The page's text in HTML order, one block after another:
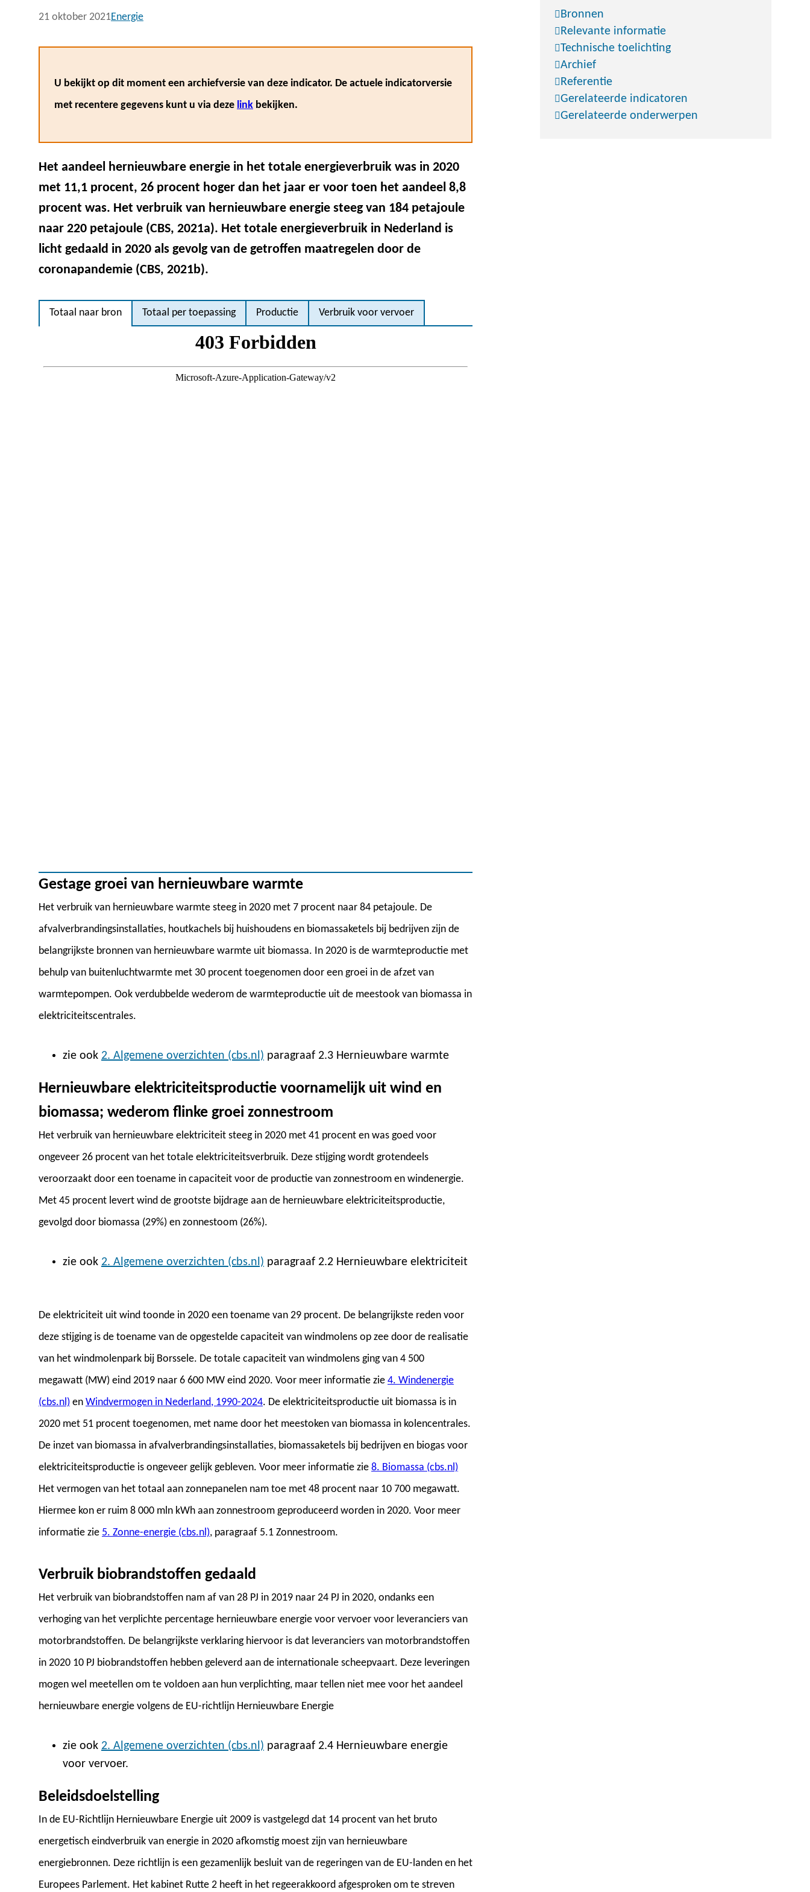
21 oktober 2021Energie
Bronnen
Relevante informatie
Technische toelichting
Archief
Referentie
Gerelateerde indicatoren
Gerelateerde onderwerpen
U bekijkt op dit moment een archiefversie van deze indicator. De actuele indicatorversie
met recentere gegevens kunt u via deze link bekijken.
Het aandeel hernieuwbare energie in het totale energieverbruik was in 2020
met 11,1 procent, 26 procent hoger dan het jaar er voor toen het aandeel 8,8
procent was. Het verbruik van hernieuwbare energie steeg van 184 petajoule
naar 220 petajoule (CBS, 2021a). Het totale energieverbruik in Nederland is
licht gedaald in 2020 als gevolg van de getroffen maatregelen door de
coronapandemie (CBS, 2021b).
Totaal naar bron Totaal per toepassing Productie Verbruik voor vervoer
Gestage groei van hernieuwbare warmte
Het verbruik van hernieuwbare warmte steeg in 2020 met 7 procent naar 84 petajoule. De
afvalverbrandingsinstallaties, houtkachels bij huishoudens en biomassaketels bij bedrijven zijn de
belangrijkste bronnen van hernieuwbare warmte uit biomassa. In 2020 is de warmteproductie met
behulp van buitenluchtwarmte met 30 procent toegenomen door een groei in de afzet van
warmtepompen. Ook verdubbelde wederom de warmteproductie uit de meestook van biomassa in
elektriciteitscentrales.
zie ook 2. Algemene overzichten (cbs.nl) paragraaf 2.3 Hernieuwbare warmte
Hernieuwbare elektriciteitsproductie voornamelijk uit wind en
biomassa; wederom flinke groei zonnestroom
Het verbruik van hernieuwbare elektriciteit steeg in 2020 met 41 procent en was goed voor
ongeveer 26 procent van het totale elektriciteitsverbruik. Deze stijging wordt grotendeels
veroorzaakt door een toename in capaciteit voor de productie van zonnestroom en windenergie.
Met 45 procent levert wind de grootste bijdrage aan de hernieuwbare elektriciteitsproductie,
gevolgd door biomassa (29%) en zonnestoom (26%).
zie ook 2. Algemene overzichten (cbs.nl) paragraaf 2.2 Hernieuwbare elektriciteit
De elektriciteit uit wind toonde in 2020 een toename van 29 procent. De belangrijkste reden voor
deze stijging is de toename van de opgestelde capaciteit van windmolens op zee door de realisatie
van het windmolenpark bij Borssele. De totale capaciteit van windmolens ging van 4 500
megawatt (MW) eind 2019 naar 6 600 MW eind 2020. Voor meer informatie zie 4. Windenergie
(cbs.nl) en Windvermogen in Nederland, 1990-2024. De elektriciteitsproductie uit biomassa is in
2020 met 51 procent toegenomen, met name door het meestoken van biomassa in kolencentrales.
De inzet van biomassa in afvalverbrandingsinstallaties, biomassaketels bij bedrijven en biogas voor
elektriciteitsproductie is ongeveer gelijk gebleven. Voor meer informatie zie 8. Biomassa (cbs.nl)
Het vermogen van het totaal aan zonnepanelen nam toe met 48 procent naar 10 700 megawatt.
Hiermee kon er ruim 8 000 mln kWh aan zonnestroom geproduceerd worden in 2020. Voor meer
informatie zie 5. Zonne-energie (cbs.nl), paragraaf 5.1 Zonnestroom.
Verbruik biobrandstoffen gedaald
Het verbruik van biobrandstoffen nam af van 28 PJ in 2019 naar 24 PJ in 2020, ondanks een
verhoging van het verplichte percentage hernieuwbare energie voor vervoer voor leveranciers van
motorbrandstoffen. De belangrijkste verklaring hiervoor is dat leveranciers van motorbrandstoffen
in 2020 10 PJ biobrandstoffen hebben geleverd aan de internationale scheepvaart. Deze leveringen
mogen wel meetellen om te voldoen aan hun verplichting, maar tellen niet mee voor het aandeel
hernieuwbare energie volgens de EU-richtlijn Hernieuwbare Energie
zie ook 2. Algemene overzichten (cbs.nl) paragraaf 2.4 Hernieuwbare energie
voor vervoer.
Beleidsdoelstelling
In de EU-Richtlijn Hernieuwbare Energie uit 2009 is vastgelegd dat 14 procent van het bruto
energetisch eindverbruik van energie in 2020 afkomstig moest zijn van hernieuwbare
energiebronnen. Deze richtlijn is een gezamenlijk besluit van de regeringen van de EU-landen en het
Europees Parlement. Het kabinet Rutte 2 heeft in het regeerakkoord afgesproken om te streven